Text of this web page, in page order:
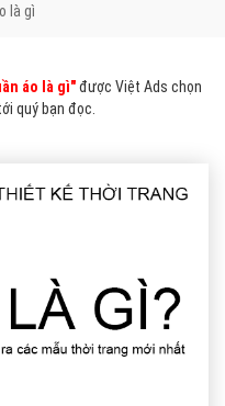
là gì
áo là gì"được Việt Ads chọn
quý bạn đọc.